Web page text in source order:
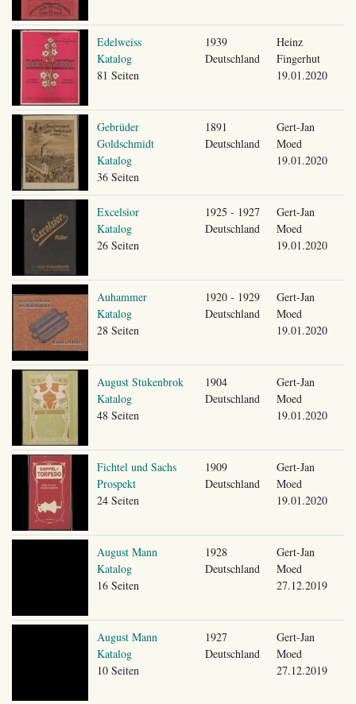
Edelweiss
Katalog
81 Seiten
1939
Deutschland
Heinz
Fingerhut
19.01.2020
Gebrüder
Goldschmidt
Katalog
36 Seiten
1891
Deutschland
Gert-Jan
Moed
19.01.2020
Excelsior
Katalog
26 Seiten
1925 - 1927
Deutschland
Gert-Jan
Moed
19.01.2020
Auhammer
Katalog
28 Seiten
1920 - 1929
Deutschland
Gert-Jan
Moed
19.01.2020
August Stukenbrok
Katalog
48 Seiten
1904
Deutschland
Gert-Jan
Moed
19.01.2020
Fichtel und Sachs
Prospekt
24 Seiten
1909
Deutschland
Gert-Jan
Moed
19.01.2020
August Mann
Katalog
16 Seiten
1928
Deutschland
Gert-Jan
Moed
27.12.2019
August Mann
Katalog
10 Seiten
1927
Deutschland
Gert-Jan
Moed
27.12.2019